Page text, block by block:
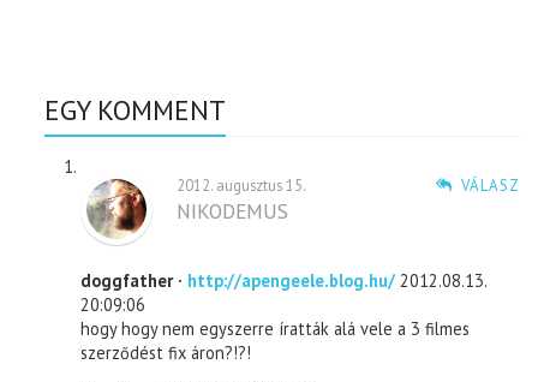
EGY KOMMENT
VÁLASZ
2012. augusztus 15.
NIKODEMUS
doggfather · http://apengeele.blog.hu/ 2012.08.13.
20:09:06
hogy hogy nem egyszerre íratták alá vele a 3 filmes
szerződést fix áron?!?!